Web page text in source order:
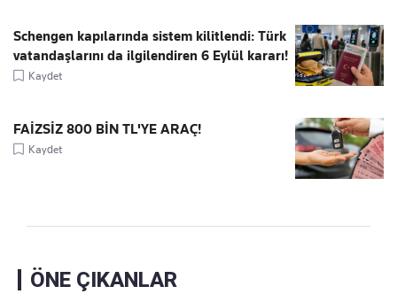
Schengen kapılarında sistem kilitlendi: Türk
vatandaşlarını da ilgilendiren 6 Eylül kararı!
Kaydet
FAİZSİZ 800 BİN TL'YE ARAÇ!
Kaydet
ÖNE ÇIKANLAR